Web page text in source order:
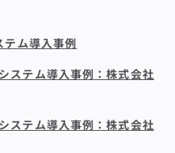
テム導入事例
ステム導入事例：株式会社
ステム導入事例：株式会社